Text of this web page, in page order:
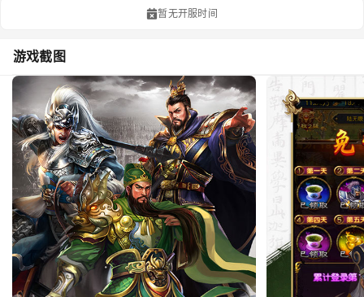
暂无开服时间
游戏截图